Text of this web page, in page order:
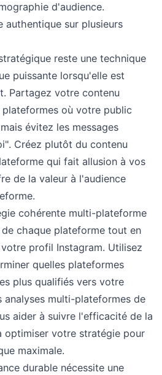
d'audience.
authentique sur plusieurs
reste une technique
puissante lorsqu'elle est
Partagez votre contenu
où votre public
évitez les messages
Créez plutôt du contenu
qui fait allusion à vos
de la valeur à l'audience
cohérente multi-plateforme
chaque plateforme tout en
profil Instagram. Utilisez
quelles plateformes
plus qualifiés vers votre
analyses multi-plateformes de
aider à suivre l'efficacité de la
optimiser votre stratégie pour
maximale.
durable nécessite une